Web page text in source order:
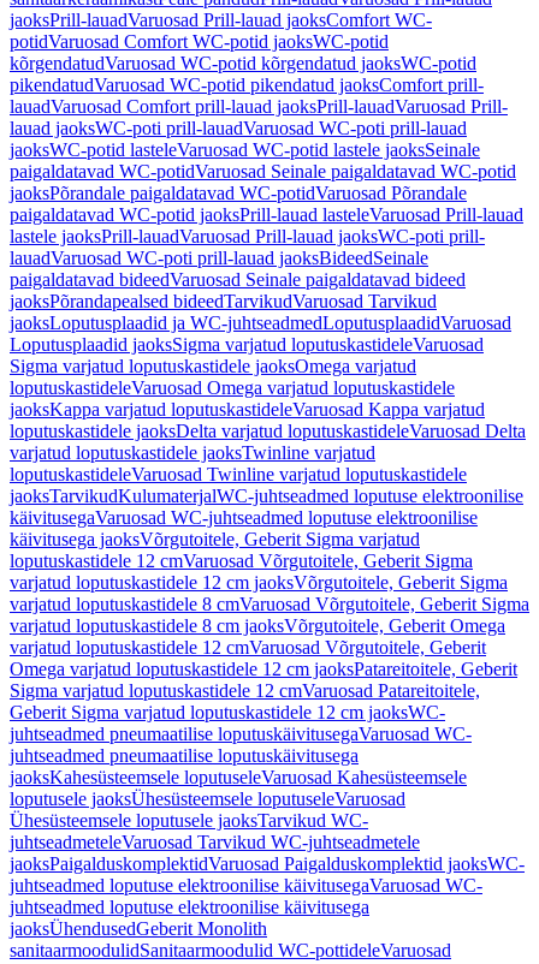
jaoksPrill-lauadVaruosad Prill-lauad jaoksComfort WC-
potidVaruosad Comfort WC-potid jaoksWC-potid
kõrgendatudVaruosad WC-potid kõrgendatud jaoksWC-potid
pikendatudVaruosad WC-potid pikendatud jaoksComfort prill-
lauadVaruosad Comfort prill-lauad jaoksPrill-lauadVaruosad Prill-
lauad jaoksWC-poti prill-lauadVaruosad WC-poti prill-lauad
jaoksWC-potid lasteleVaruosad WC-potid lastele jaoksSeinale
paigaldatavad WC-potidVaruosad Seinale paigaldatavad WC-potid
jaoksPõrandale paigaldatavad WC-potidVaruosad Põrandale
paigaldatavad WC-potid jaoksPrill-lauad lasteleVaruosad Prill-lauad
lastele jaoksPrill-lauadVaruosad Prill-lauad jaoksWC-poti prill-
lauadVaruosad WC-poti prill-lauad jaoksBideedSeinale
paigaldatavad bideedVaruosad Seinale paigaldatavad bideed
jaoksPõrandapealsed bideedTarvikudVaruosad Tarvikud
jaoksLoputusplaadid ja WC-juhtseadmedLoputusplaadidVaruosad
Loputusplaadid jaoksSigma varjatud loputuskastideleVaruosad
Sigma varjatud loputuskastidele jaoksOmega varjatud
loputuskastideleVaruosad Omega varjatud loputuskastidele
jaoksKappa varjatud loputuskastideleVaruosad Kappa varjatud
loputuskastidele jaoksDelta varjatud loputuskastideleVaruosad Delta
varjatud loputuskastidele jaoksTwinline varjatud
loputuskastideleVaruosad Twinline varjatud loputuskastidele
jaoksTarvikudKulumaterjalWC-juhtseadmed loputuse elektroonilise
käivitusegaVaruosad WC-juhtseadmed loputuse elektroonilise
käivitusega jaoksVõrgutoitele, Geberit Sigma varjatud
loputuskastidele 12 cmVaruosad Võrgutoitele, Geberit Sigma
varjatud loputuskastidele 12 cm jaoksVõrgutoitele, Geberit Sigma
varjatud loputuskastidele 8 cmVaruosad Võrgutoitele, Geberit Sigma
varjatud loputuskastidele 8 cm jaoksVõrgutoitele, Geberit Omega
varjatud loputuskastidele 12 cmVaruosad Võrgutoitele, Geberit
Omega varjatud loputuskastidele 12 cm jaoksPatareitoitele, Geberit
Sigma varjatud loputuskastidele 12 cmVaruosad Patareitoitele,
Geberit Sigma varjatud loputuskastidele 12 cm jaoksWC-
juhtseadmed pneumaatilise loputuskäivitusegaVaruosad WC-
juhtseadmed pneumaatilise loputuskäivitusega
jaoksKahesüsteemsele loputuseleVaruosad Kahesüsteemsele
loputusele jaoksÜhesüsteemsele loputuseleVaruosad
Ühesüsteemsele loputusele jaoksTarvikud WC-
juhtseadmeteleVaruosad Tarvikud WC-juhtseadmetele
jaoksPaigalduskomplektidVaruosad Paigalduskomplektid jaoksWC-
juhtseadmed loputuse elektroonilise käivitusegaVaruosad WC-
juhtseadmed loputuse elektroonilise käivitusega
jaoksÜhendusedGeberit Monolith
sanitaarmoodulidSanitaarmoodulid WC-pottideleVaruosad